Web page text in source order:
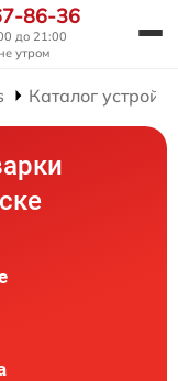
86-36
до 21:00
утром
Каталог